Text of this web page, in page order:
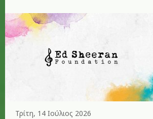
Τρίτη, 14 Ιούλιος 2026